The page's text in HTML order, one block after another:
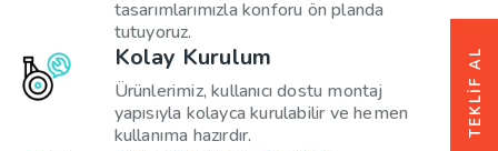
TEKLIF AL
tasarımlarımızla konforu ön planda
tutuyoruz.
Kolay Kurulum
Ürünlerimiz, kullanıcı dostu montaj
yapısıyla kolayca kurulabilir ve hemen
kullanıma hazırdır.